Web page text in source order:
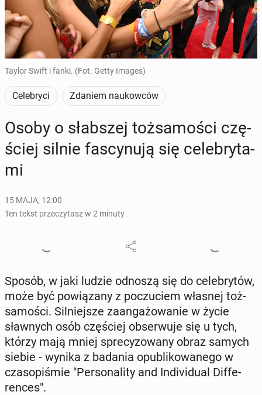
Taylor Swift i fanki. (Fot. Getty Images)
Celebryci Zdaniem naukowców
Osoby o słab­szej toż­sa­mo­ści czę­
ściej silnie fa­scy­nu­ją się ce­le­bry­ta­
mi
15 MAJA, 12:00
Ten tekst przeczytasz w 2 minuty
Sposób, w jaki ludzie odnoszą się do ce­le­bry­tów,
może być po­wią­za­ny z po­czu­ciem własnej toż­
sa­mo­ści. Sil­niej­sze za­an­ga­żo­wa­nie w życie
sław­nych osób czę­ściej ob­ser­wu­je się u tych,
którzy mają mniej spre­cy­zo­wa­ny obraz samych
siebie - wynika z badania opu­bli­ko­wa­ne­go w
cza­so­pi­śmie "Per­so­na­li­ty and In­di­vi­du­al Dif­fe­
ren­ces".